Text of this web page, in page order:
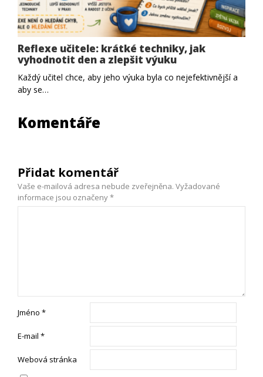
Reflexe učitele: krátké techniky, jak
vyhodnotit den a zlepšit výuku
Každý učitel chce, aby jeho výuka byla co nejefektivnější a
aby se…
Komentáře
Přidat komentář
Vaše e-mailová adresa nebude zveřejněna. Vyžadované
informace jsou označeny*
Jméno *
E-mail *
Webová stránka